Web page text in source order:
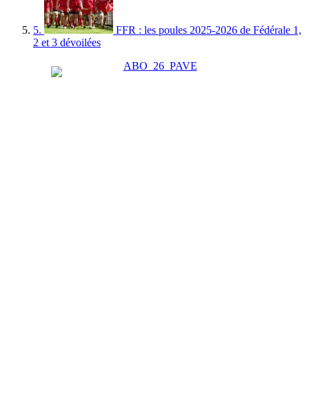
5.
FFR : les poules 2025-2026 de Fédérale 1,
2 et 3 dévoilées